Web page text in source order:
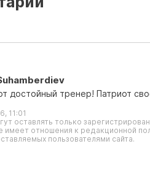
достойный тренер! Патриот
11:01
оставлять только
имеет отношения к редакционной
пользователями сайта.